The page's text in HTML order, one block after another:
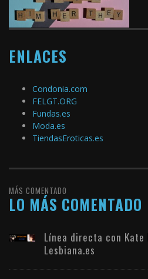
ENLACES
Condonia.com
FELGT.ORG
Fundas.es
Moda.es
TiendasEroticas.es
MÁS COMENTADO
LO MÁS COMENTADO
Línea directa con Kate
Lesbiana.es